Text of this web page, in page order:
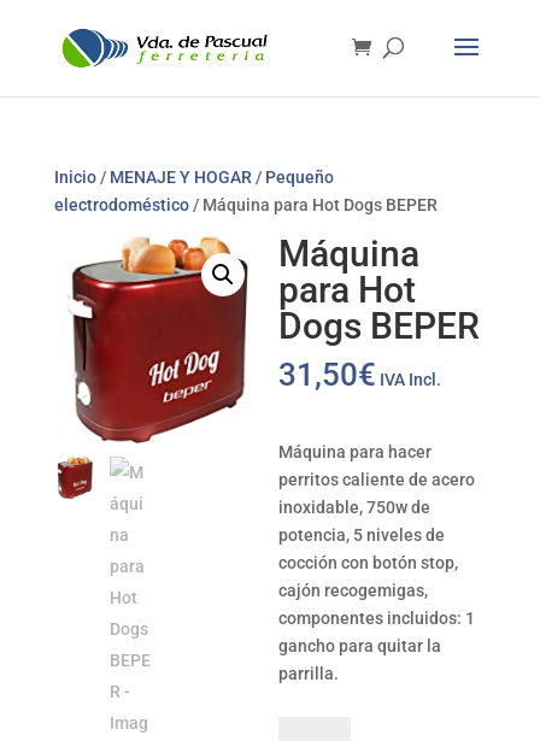
Inicio/ MENAJE Y HOGAR / Pequeño
electrodoméstico/ Máquina para Hot Dogs BEPER
Máquina
para Hot
Dogs BEPER
31,50€ IVA Incl.
Máquina para hacer
perritos caliente de acero
inoxidable,750w de
potencia, 5 niveles de
cocción con botón stop,
cajón recogemigas,
componentes incluidos: 1
gancho para quitar la
parrilla.